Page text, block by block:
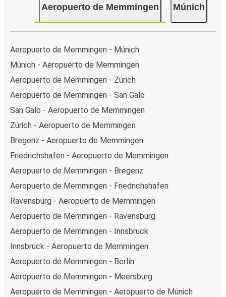
Aeropuerto de Memmingen Múnich
Aeropuerto de Memmingen - Múnich
Múnich - Aeropuerto de Memmingen
Aeropuerto de Memmingen - Zúrich
Aeropuerto de Memmingen - San Galo
San Galo - Aeropuerto de Memmingen
Zúrich - Aeropuerto de Memmingen
Bregenz - Aeropuerto de Memmingen
Friedrichshafen - Aeropuerto de Memmingen
Aeropuerto de Memmingen - Bregenz
Aeropuerto de Memmingen - Friedrichshafen
Ravensburg - Aeropuerto de Memmingen
Aeropuerto de Memmingen - Ravensburg
Aeropuerto de Memmingen - Innsbruck
Innsbruck - Aeropuerto de Memmingen
Aeropuerto de Memmingen - Berlín
Aeropuerto de Memmingen - Meersburg
Aeropuerto de Memmingen - Aeropuerto de Múnich